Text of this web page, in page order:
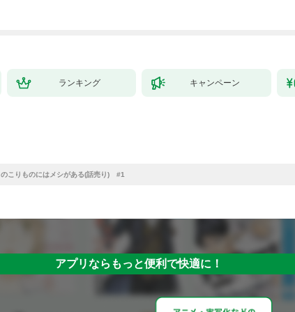
ランキング キャンペーン
のこりものにはメシがある(話売り) #1
アプリならもっと便利で快適に！